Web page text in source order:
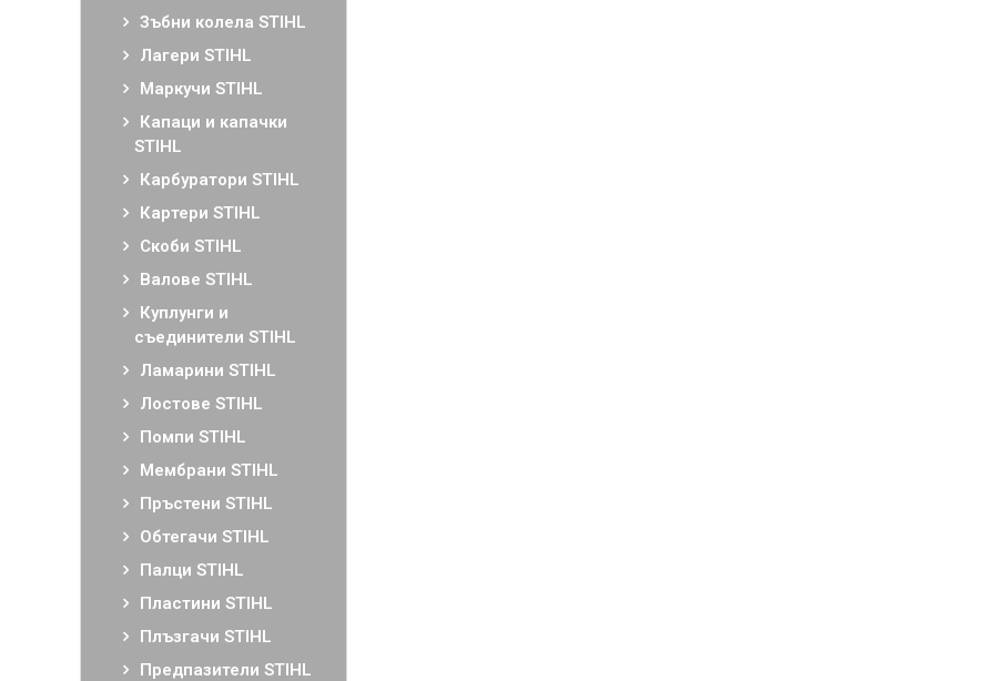
Зъбни колела STIHL
Лагери STIHL
Маркучи STIHL
Капаци и капачки
STIHL
Карбуратори STIHL
Картери STIHL
Скоби STIHL
Валове STIHL
Куплунги и
съединители STIHL
Ламарини STIHL
Лостове STIHL
Помпи STIHL
Мембрани STIHL
Пръстени STIHL
Обтегачи STIHL
Палци STIHL
Пластини STIHL
Плъзгачи STIHL
Предпазители STIHL